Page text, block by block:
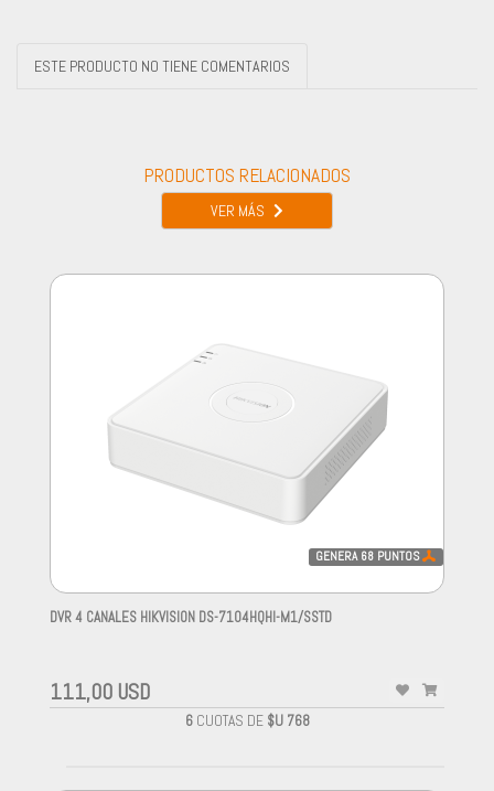
ESTE PRODUCTO NO TIENE COMENTARIOS
PRODUCTOS RELACIONADOS
VER MÁS
GENERA 68 PUNTOS
DVR 4 CANALES HIKVISION DS-7104HQHI-M1/SSTD
111,00 USD
6CUOTAS DE $U 768